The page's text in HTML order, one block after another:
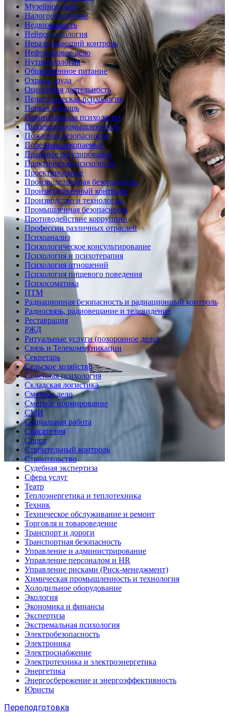
Музейное дело
Налогообложение
Недвижимость
Нейропсихология
Неразрушающий контроль
Нефтегазовое дело
Нутрициология
Общественное питание
Охрана труда
Оценочная деятельность
Педагогическая психология
Первая помощь
Перинатальная психология
Пищевая промышленность
Пожарная безопасность
Полезные ископаемые
Правовое регулирование
Практическая психология
Проектирование
Производственная безопасность
Производственный контроль
Производство и технологии
Промышленная безопасность
Противодействие коррупции
Профессии различных отраслей
Психоанализ
Психологическое консультирование
Психология и психотерапия
Психология отношений
Психология пищевого поведения
Психосоматика
ПТМ
Радиационная безопасность и радиационный контроль
Радиосвязь, радиовещание и телевидение
Реставрация
РЖД
Ритуальные услуги (похоронное дело)
Связь и Телекоммуникации
Секретарь
Сельское хозяйство
Семейная психология
Складская логистика
Сметное дело
Сметное нормирование
СМИ
Социальная работа
Спасателям
Спорт
Строительный контроль
Строительство
Судебная экспертиза
Сфера услуг
Театр
Теплоэнергетика и теплотехника
Техник
Техническое обслуживание и ремонт
Торговля и товароведение
Транспорт и дороги
Транспортная безопасность
Управление и администрирование
Управление персоналом и HR
Управление рисками (Риск-менеджмент)
Химическая промышленность и технология
Холодильное оборудование
Экология
Экономика и финансы
Экспертиза
Экстремальная психология
Электробезопасность
Электроника
Электроснабжение
Электротехника и электроэнергетика
Энергетика
Энергосбережение и энергоэффективность
Юристы
Переподготовка